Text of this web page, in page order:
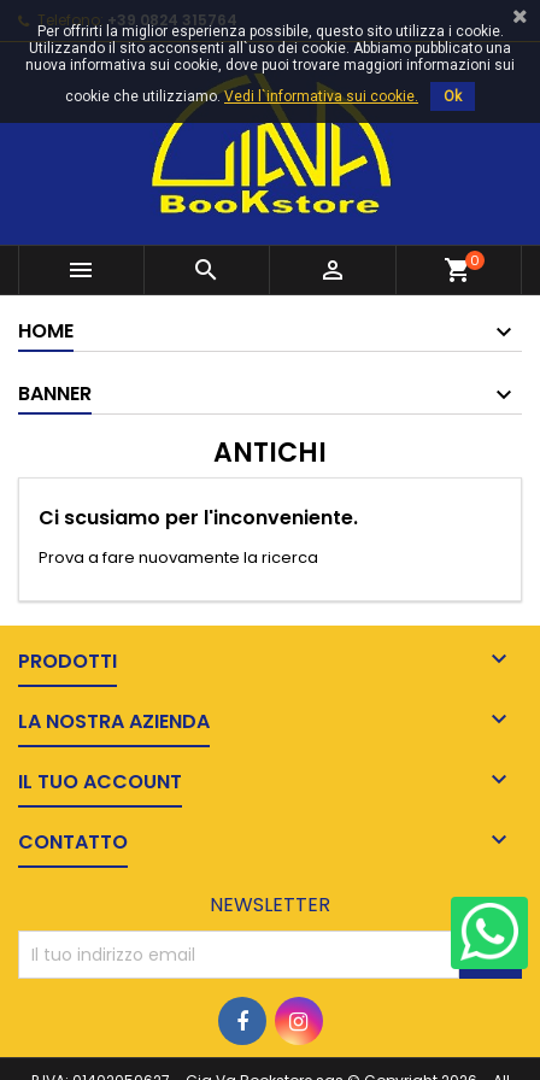
Telefono: +39 0824 315764
   shopping_cart0
HOME
BANNER
ANTICHI
Ci scusiamo per l'inconveniente.
Prova a fare nuovamente la ricerca
PRODOTTI 
LA NOSTRA AZIENDA 
IL TUO ACCOUNT 
CONTATTO 
NEWSLETTER
Per offrirti la miglior esperienza possibile, questo sito utilizza i cookie.
Utilizzando il sito acconsenti all`uso dei cookie. Abbiamo pubblicato una
nuova informativa sui cookie, dove puoi trovare maggiori informazioni sui
cookie che utilizziamo.Vedi l`informativa sui cookie. Ok